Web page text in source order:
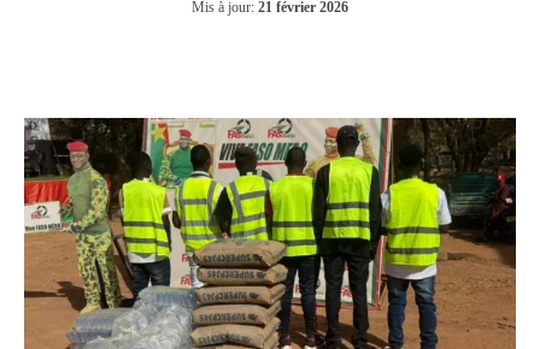
Mis à jour: 21 février 2026